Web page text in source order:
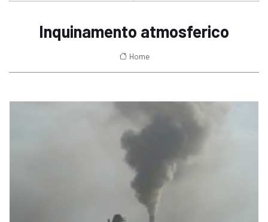
Inquinamento atmosferico
Home